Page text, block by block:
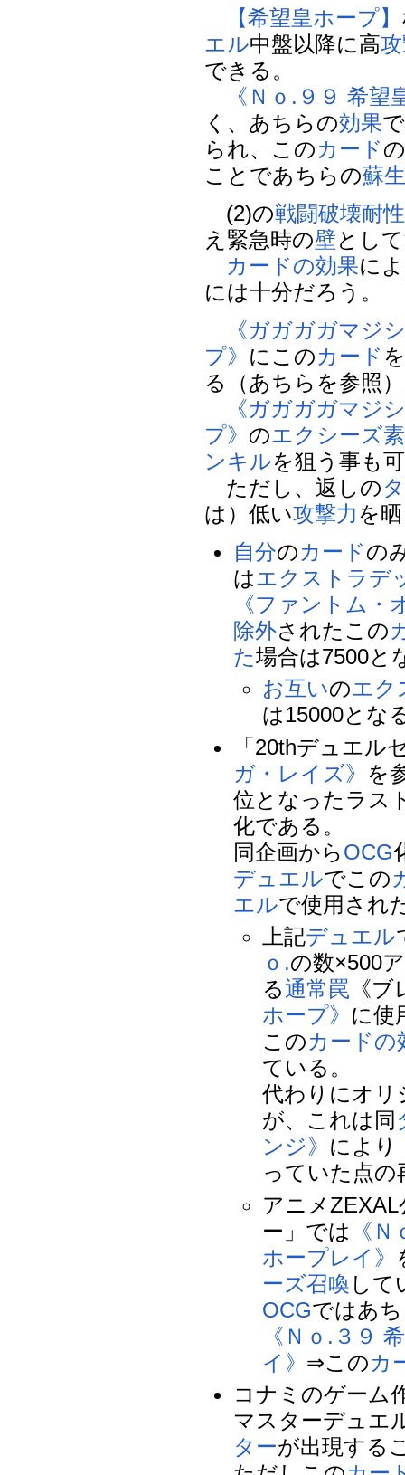
【希望皇ホープ】
エル中盤以降に高
できる。
《Ｎｏ.９９ 希
く、あちらの効果で
られ、このカード
ことであちらの蘇
(2)の戦闘破壊耐性
え緊急時の壁とし
カードの効果に
には十分だろう。
《ガガガガマジ
プ》 にこのカード
る（あちらを参照
《ガガガガマジ
プ》 のエクシーズ
ンキルを狙う事も
ただし、返しの
は）低い攻撃力を
自分のカードの
はエクストラデ
《ファントム・
除外されたこの
た場合は7500と
お互いのエク
は15000とな
「20thデュエル
ガ・レイズ》 を
位となったラス
化である。
同企画からOCG
デュエルでこの
エルで使用され
上記デュエル
ｏ.の数×500
る通常罠 《
ホープ》 に使
このカードの
ている。
代わりにオリ
が、これは同
ンジ》 により
っていた点
アニメ
ー」では 《
ホープレイ》
ーズ召喚 して
OCGではあ
《Ｎｏ.３９
イ》 ⇒このカ
コナミのゲーム
マスターデュエ
ターが出現する